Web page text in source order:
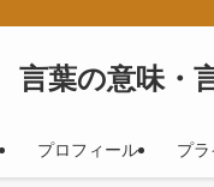
言葉の意味・
プロフィール プ